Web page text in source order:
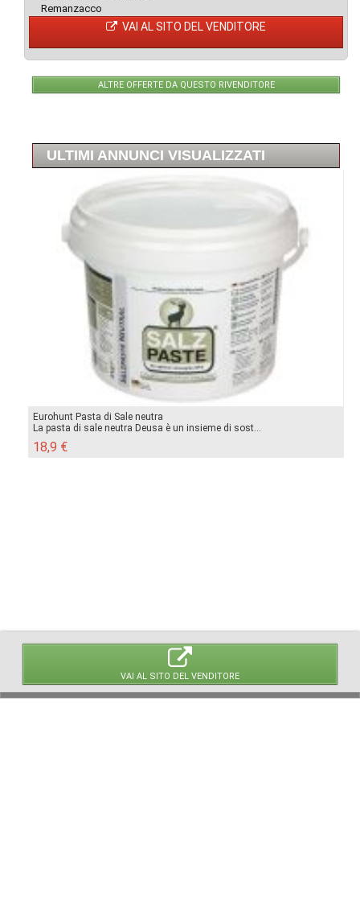
VAI AL SITO DEL VENDITORE
Remanzacco
VAI AL SITO DEL VENDITORE
ALTRE OFFERTE DA QUESTO RIVENDITORE
ULTIMI ANNUNCI VISUALIZZATI
Eurohunt Pasta di Sale neutra
La pasta di sale neutra Deusa è un insieme di sost...
18,9 €